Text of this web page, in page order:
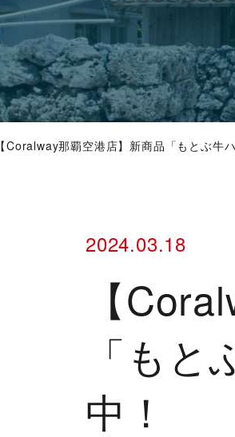
【Coralway那覇空港店】新商品「もとぶ牛
2024.03.18
【
「も
中！